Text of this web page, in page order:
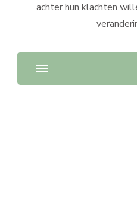
achter hun klachten